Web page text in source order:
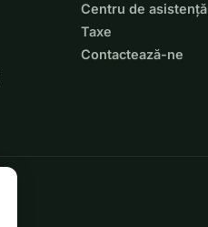
Centru de asistență
Taxe
Contactează-ne